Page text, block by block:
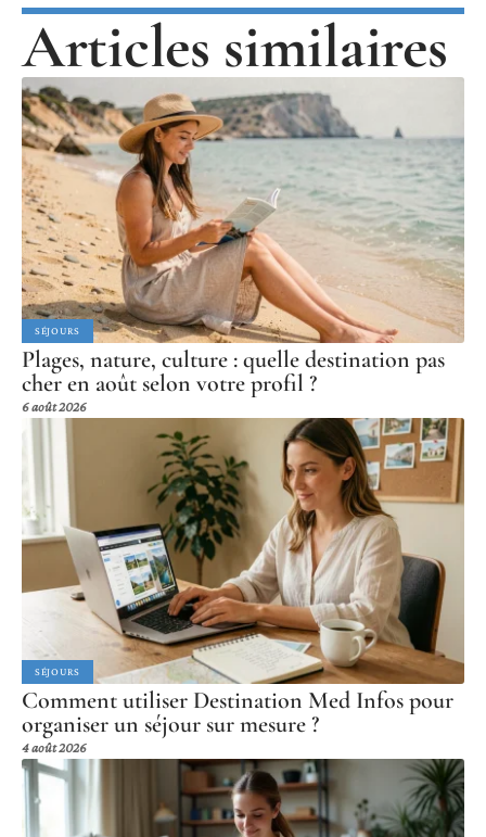
Articles similaires
SÉJOURS
Plages, nature, culture : quelle destination pas
cher en août selon votre profil ?
6 août 2026
SÉJOURS
Comment utiliser Destination Med Infos pour
organiser un séjour sur mesure ?
4 août 2026